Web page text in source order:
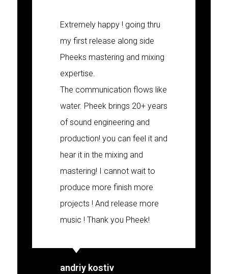
Extremely happy ! going thru
my first release along side
Pheeks mastering and mixing
expertise.
The communication flows like
water. Pheek brings 20+ years
of sound engineering and
production! you can feel it and
hear it in the mixing and
mastering! I cannot wait to
produce more finish more
projects ! And release more
music ! Thank you Pheek!
andriy kostiv